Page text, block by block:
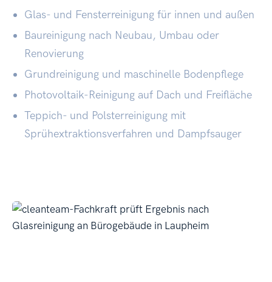
Glas- und Fensterreinigung für innen und außen
Baureinigung nach Neubau, Umbau oder
Renovierung
Grundreinigung und maschinelle Bodenpflege
Photovoltaik-Reinigung auf Dach und Freifläche
Teppich- und Polsterreinigung mit
Sprühextraktionsverfahren und Dampfsauger